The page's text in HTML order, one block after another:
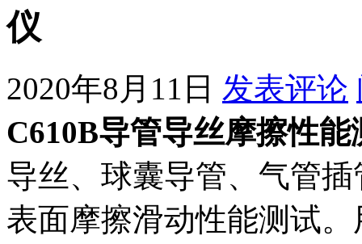
仪
2020年8月11日 发表评论
C610B导管导丝摩擦性能
导丝、球囊导管、气管
表面摩擦滑动性能测试